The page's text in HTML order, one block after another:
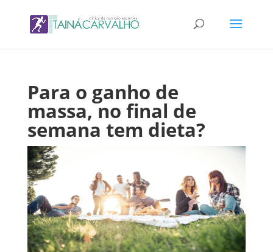
Para o ganho de
massa, no final de
semana tem dieta?